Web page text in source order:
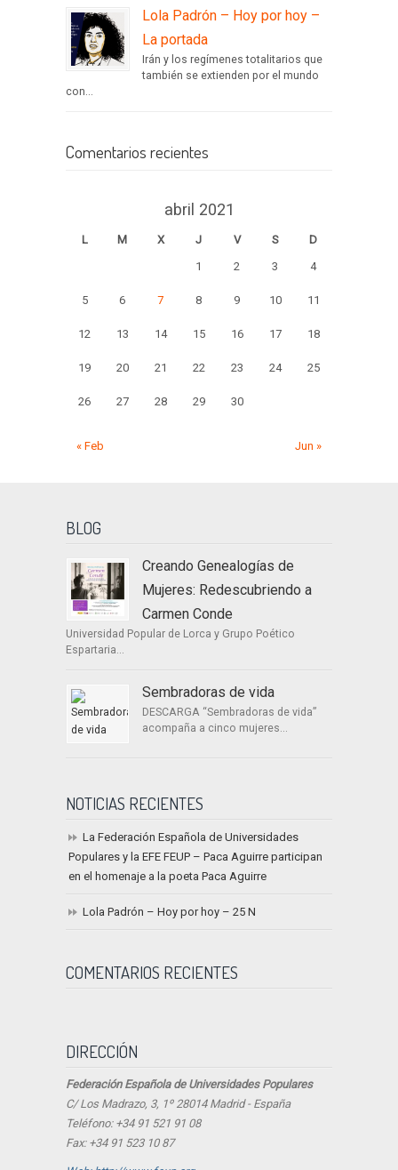
Lola Padrón – Hoy por hoy –
La portada
Irán y los regímenes totalitarios que
también se extienden por el mundo
con...
Comentarios recientes
abril 2021
L M X J V S
D
1
2 3 4
5 6 7 8 9 10 11
12 13 14 15 16 17 18
19 20 21 22 23 24 25
26 27 28 29 30
« Feb Jun »
BLOG
Creando Genealogías de
Mujeres: Redescubriendo a
Carmen Conde
Universidad Popular de Lorca y Grupo Poético
Espartaria...
Sembradoras de vida
DESCARGA “Sembradoras de vida”
acompaña a cinco mujeres...
NOTICIAS RECIENTES
La Federación Española de Universidades
Populares y la EFE FEUP – Paca Aguirre participan
en el homenaje a la poeta Paca Aguirre
Lola Padrón – Hoy por hoy – 25 N
COMENTARIOS RECIENTES
DIRECCIÓN
Federación Española de Universidades Populares
C/ Los Madrazo, 3, 1º 28014 Madrid - España
Teléfono: +34 91 521 91 08
Fax: +34 91 523 10 87